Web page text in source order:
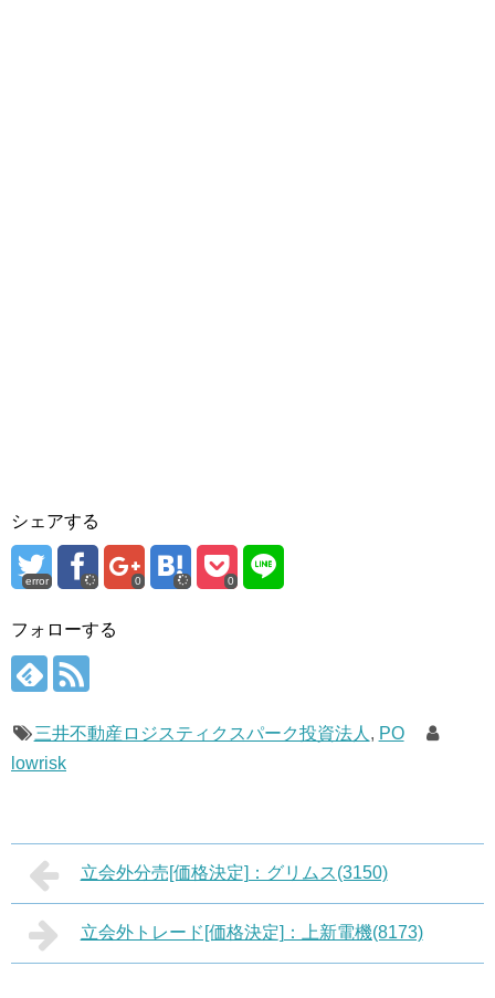
シェアする
error 0 0
フォローする
三井不動産ロジスティクスパーク投資法人 , PO
lowrisk
立会外分売[価格決定]：グリムス(3150)
立会外トレード[価格決定]：上新電機(8173)